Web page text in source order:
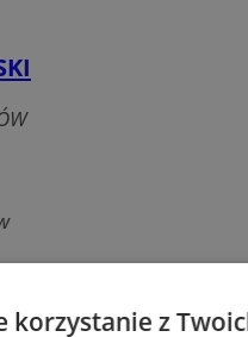
korzystanie z